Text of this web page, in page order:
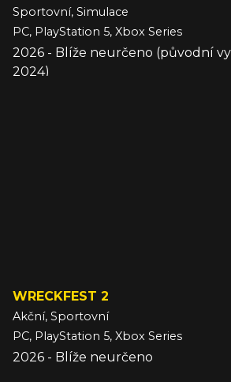
Sportovní, Simulace
PC, PlayStation 5, Xbox Series
2026 - Blíže neurčeno (původní
2024)
WRECKFEST 2
Akční, Sportovní
PC, PlayStation 5, Xbox Series
2026 - Blíže neurčeno